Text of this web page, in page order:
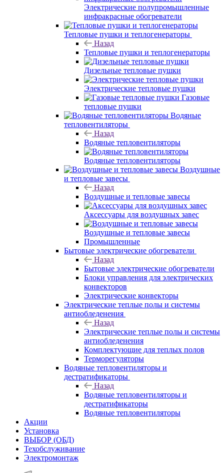
Электрические полупромышленные
инфракрасные обогреватели
Тепловые пушки и теплогенераторы
Назад
Тепловые пушки и теплогенераторы
Дизельные тепловые пушки
Электрические тепловые пушки
Газовые
тепловые пушки
Водяные
тепловентиляторы
Назад
Водяные тепловентиляторы
Водяные тепловентиляторы
Воздушные
и тепловые завесы
Назад
Воздушные и тепловые завесы
Аксессуары для воздушных завес
Воздушные и тепловые завесы
Промышленные
Бытовые электрические обогреватели
Назад
Бытовые электрические обогреватели
Блоки управления для электрических
конвекторов
Электрические конвекторы
Электрические теплые полы и системы
антиобледенения
Назад
Электрические теплые полы и системы
антиобледенения
Комплектующие для теплых полов
Терморегуляторы
Водяные тепловентиляторы и
дестратификаторы
Назад
Водяные тепловентиляторы и
дестратификаторы
Водяные тепловентиляторы
Акции
Установка
ВЫБОР (ОБД)
Техобслуживание
Электромонтаж